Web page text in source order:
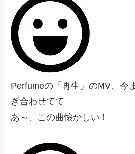
Perfumeの「再生」のMV、今
ぎ合わせてて
あ～、この曲懐かしい！